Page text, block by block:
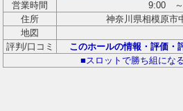
営業時間
9:00
住所
神奈川県相模原市
地図
評判/口コミ
このホールの情報・評価・
■スロットで勝ち組にな